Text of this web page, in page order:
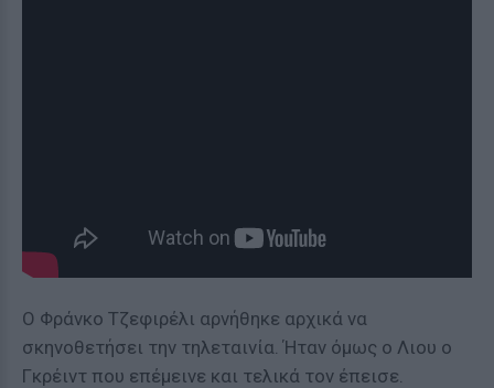
Ο Φράνκο Τζεφιρέλι αρνήθηκε αρχικά να
σκηνοθετήσει την τηλεταινία. Ήταν όμως ο Λιου ο
Γκρέιντ που επέμεινε και τελικά τον έπεισε.